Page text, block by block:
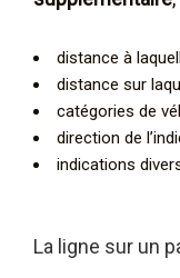
distance à
distance sur
catégories de
direction de
indications
La ligne sur un